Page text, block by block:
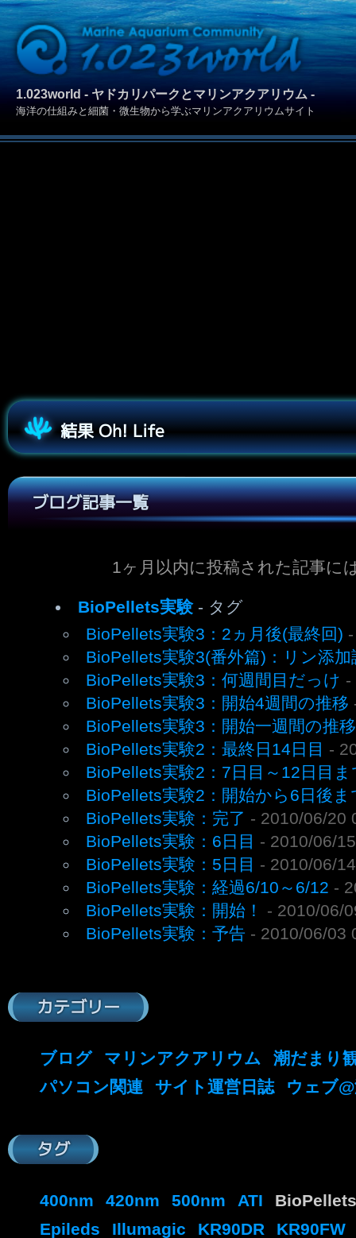
1.023world - ヤドカリパークとマリンアクアリウム -
海洋の仕組みと細菌・微生物から学ぶマリンアクアリウムサイト
結果 Oh! Life
ブログ記事一覧
1ヶ月以内に投稿された記事に
BioPellets実験- タグ
BioPellets実験3：2ヵ月後(最終回)
BioPellets実験3(番外篇)：リン添加
BioPellets実験3：何週間目だっけ -
BioPellets実験3：開始4週間の推移
BioPellets実験3：開始一週間の推移
BioPellets実験2：最終日14日目 -
BioPellets実験2：7日目～12日目
BioPellets実験2：開始から6日後ま
BioPellets実験：完了 - 2010/06/20
BioPellets実験：6日目 - 2010/06/
BioPellets実験：5日目 - 2010/06/
BioPellets実験：経過6/10～6/12 -
BioPellets実験：開始！
- 2010/06/
BioPellets実験：予告 - 2010/06/03
カテゴリー
ブログ マリンアクアリウム
潮だまり
パソコン関連
サイト運営日誌 ウェブ
タグ
400nm 420nm 500nm ATI
Epileds
Illumagic KR90DR
KR90FW